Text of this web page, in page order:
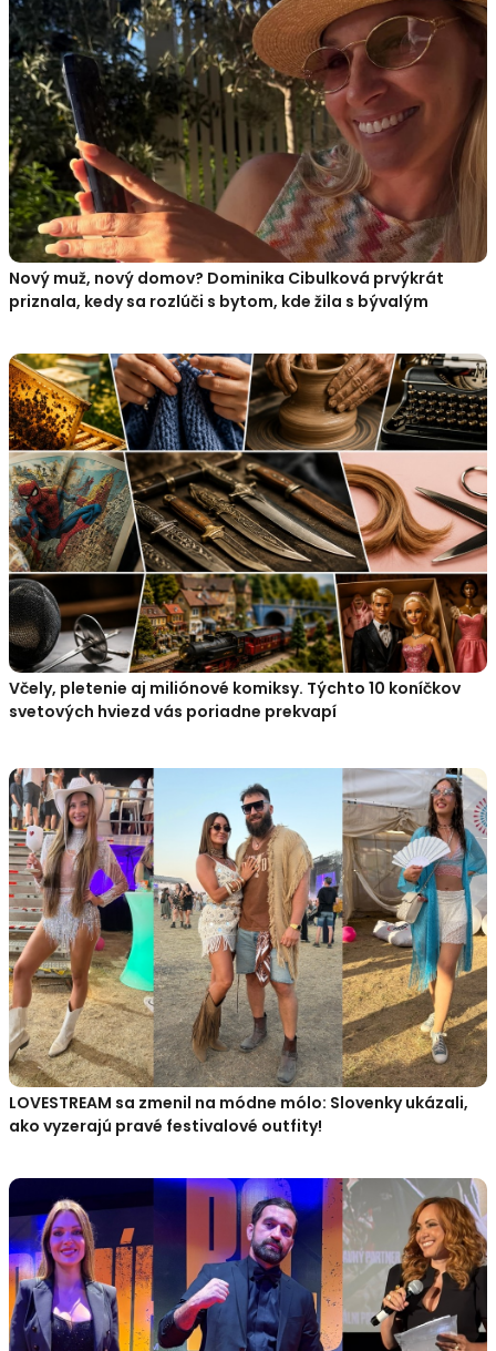
Nový muž, nový domov? Dominika Cibulková prvýkrát
priznala, kedy sa rozlúči s bytom, kde žila s bývalým
Včely, pletenie aj miliónové komiksy. Týchto 10 koníčkov
svetových hviezd vás poriadne prekvapí
LOVESTREAM sa zmenil na módne mólo: Slovenky ukázali,
ako vyzerajú pravé festivalové outfity!